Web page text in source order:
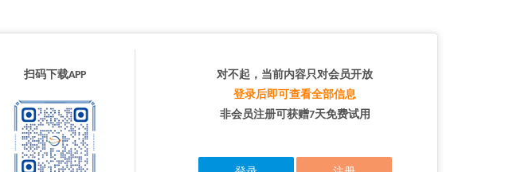
扫码下载APP
对不起，当前内容只对会员开放
登录后即可查看全部信息
非会员注册可获赠7天免费试用